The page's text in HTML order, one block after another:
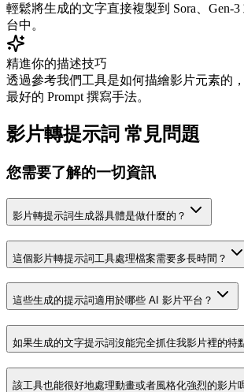
輕鬆將生成的文字直接複製到 Sora、Gen-
台中。
精進你的描述技巧
透過參考我們工具是如何描繪影片元素的
最好的 Prompt 撰寫手法。
影片轉提示詞 常見問題
您需要了解的一切資訊
影片轉提示詞生成器具體是做什麼的？
這個影片轉提示詞工具處理檔案需要多長時間？
這些生成的提示詞適用於哪些 AI 影片平台？
如果生成的文字提示詞沒能完全抓住我影片裡的特
該工具也能很好地處理動畫或者風格化強烈的影片